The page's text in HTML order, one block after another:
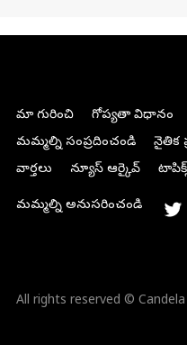
మా గురించి గోప్యతా విధానం
మమ్మల్ని సంప్రదించండి
నైతిక
వార్తలు
న్యూస్ ఆర్కైవ్
మమ్మల్ని అనుసరించండి
All rights reserved ©